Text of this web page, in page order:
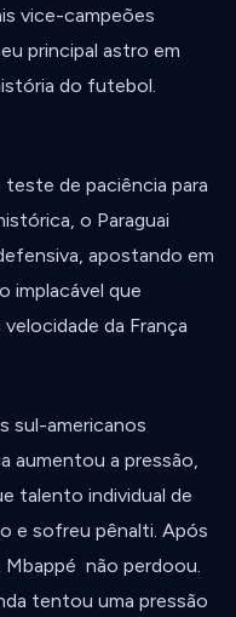
vice-campeões
principal astro em
do futebol.
de paciência para
o Paraguai
apostando em
implacável que
da França
sul-americanos
aumentou a pressão,
talento individual de
e sofreu pênalti. Após
Mbappé não perdoou.
tentou uma pressão